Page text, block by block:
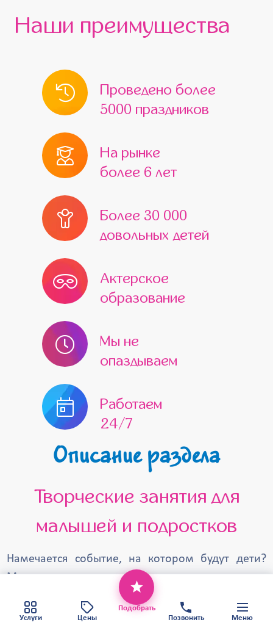
Наши преимущества
Проведено более
5000 праздников
На рынке
более 6 лет
Более 30 000
довольных детей
Актерское
образование
Мы не
опаздываем
Работаем
24/7
Описание раздела
Творческие занятия для
малышей и подростков
Намечается событие, на котором будут дети?
Мы предлагаем развлечь детишек и помочь им
проявить скрытые способности при помощи
выездных мастер-классов. У нас огромный
Этот веб-сайт использует файлы cookie,
чтобы обеспечить вам наилучший сервис.
Политика конфиденциальности
Карта сайта
Хорошо
Услуги Цены
Подобрать
Позвонить
Меню